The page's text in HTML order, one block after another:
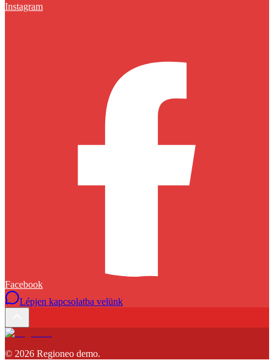
Instagram
Facebook
Lépjen kapcsolatba velünk
© 2026 Regioneo demo.